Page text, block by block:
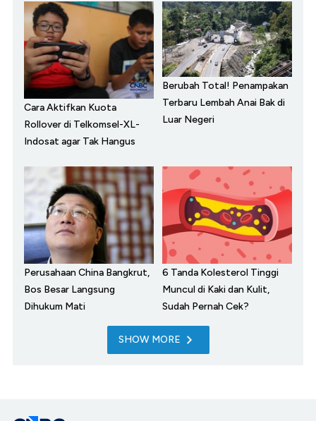
Cara Aktifkan Kuota
Rollover di Telkomsel-XL-
Indosat agar Tak Hangus
Berubah Total! Penampakan
Terbaru Lembah Anai Bak di
Luar Negeri
Perusahaan China Bangkrut,
Bos Besar Langsung
Dihukum Mati
6 Tanda Kolesterol Tinggi
Muncul di Kaki dan Kulit,
Sudah Pernah Cek?
SHOW MORE